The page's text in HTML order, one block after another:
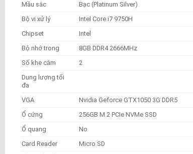
Mầu sắc
Bạc (Platinum Silver)
Bộ vi xử lý
Intel Core i7 9750H
Chipset
Intel
Bộ nhớ trong
8GB DDR4 2666MHz
Số khe cắm
2
Dung lượng tối
đa
VGA
Nvidia Geforce GTX1050 3G DDR5
Ổ cứng
256GB M.2 PCIe NVMe SSD
Ổ quang
No
Card Reader
Micro SD